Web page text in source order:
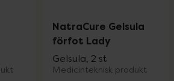
NatraCure Gelsula
förfot Lady
Gelsula, 2 st
Medicinteknisk produkt